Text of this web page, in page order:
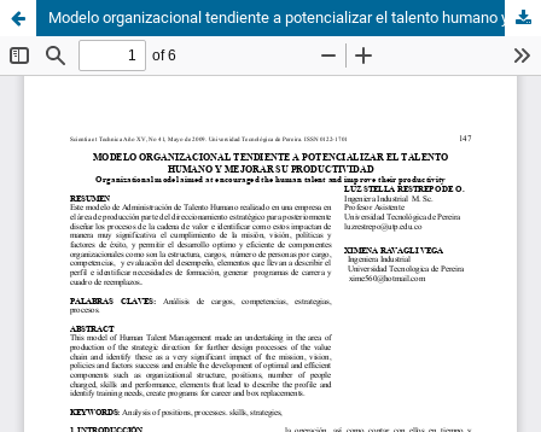
Modelo organizacional tendiente a potencializar el talento humano y mejorar su productividad